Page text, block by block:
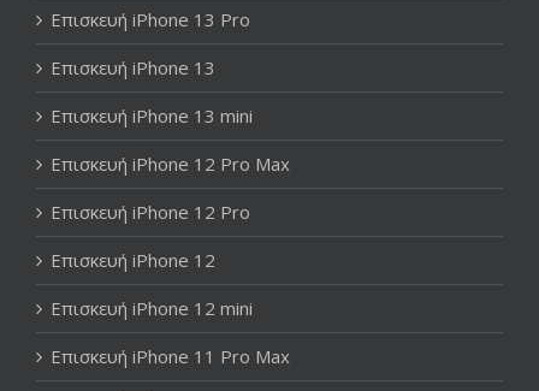
Επισκευή iPhone 13 Pro
Επισκευή iPhone 13
Επισκευή iPhone 13 mini
Επισκευή iPhone 12 Pro Max
Επισκευή iPhone 12 Pro
Επισκευή iPhone 12
Επισκευή iPhone 12 mini
Επισκευή iPhone 11 Pro Max